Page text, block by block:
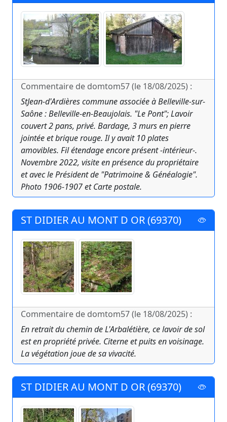
Commentaire de domtom57 (le 18/08/2025) :
StJean-d'Ardières commune associée à Belleville-sur-
Saône : Belleville-en-Beaujolais. "Le Pont"; Lavoir
couvert 2 pans, privé. Bardage, 3 murs en pierre
jointée et brique rouge. Il y avait 10 plates
amovibles. Fil étendage encore présent -intérieur-.
Novembre 2022, visite en présence du propriétaire
et avec le Président de "Patrimoine & Généalogie".
Photo 1906-1907 et Carte postale.
ST DIDIER AU MONT D OR (69370)
Commentaire de domtom57 (le 18/08/2025) :
En retrait du chemin de L'Arbalétière, ce lavoir de sol
est en propriété privée. Citerne et puits en voisinage.
La végétation joue de sa vivacité.
ST DIDIER AU MONT D OR (69370)